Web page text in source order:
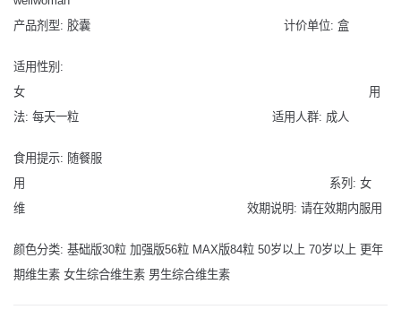
产品剂型: 胶囊 计价单位: 盒
适用性别:
女 用
法: 每天一粒 适用人群: 成人
食用提示: 随餐服
用 系列: 女
维 效期说明: 请在效期内服用
颜色分类: 基础版30粒 加强版56粒 MAX版84粒 50岁以上 70岁以上 更年
期维生素 女生综合维生素 男生综合维生素